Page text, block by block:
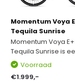
Momentum Voya
Tequila Sunrise
Momentum Voya
Tequila Sunrise is
Voorraad
€1.999,-